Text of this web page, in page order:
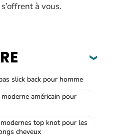
à vous.
slick back pour homme
américain pour
top knot pour les
cheveux